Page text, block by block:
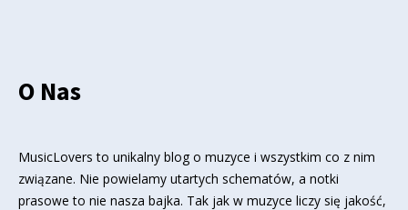
O Nas
MusicLovers to unikalny blog o muzyce i wszystkim co z nim
związane. Nie powielamy utartych schematów, a notki
prasowe to nie nasza bajka. Tak jak w muzyce liczy się jakość,